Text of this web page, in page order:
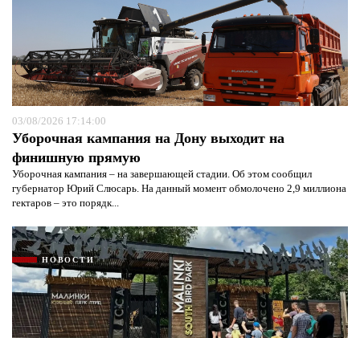
03/08/2026 17:14:00
Уборочная кампания на Дону выходит на
финишную прямую
Уборочная кампания – на завершающей стадии. Об этом сообщил
губернатор Юрий Слюсарь. На данный момент обмолочено 2,9 миллиона
гектаров – это порядк...
НОВОСТИ